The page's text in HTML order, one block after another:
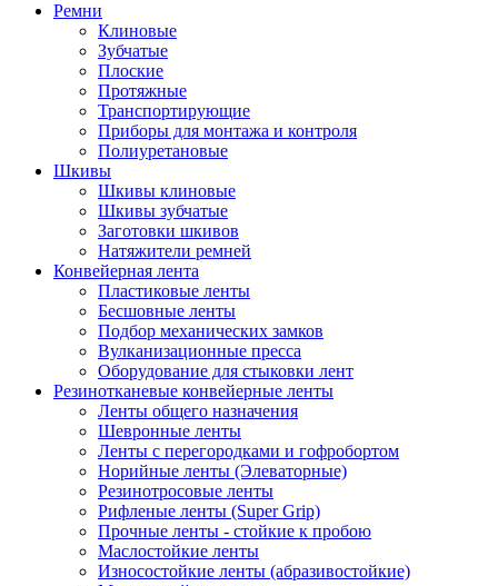
Ремни
Клиновые
Зубчатые
Плоские
Протяжные
Транспортирующие
Приборы для монтажа и контроля
Полиуретановые
Шкивы
Шкивы клиновые
Шкивы зубчатые
Заготовки шкивов
Натяжители ремней
Конвейерная лента
Пластиковые ленты
Бесшовные ленты
Подбор механических замков
Вулканизационные пресса
Оборудование для стыковки лент
Резинотканевые конвейерные ленты
Ленты общего назначения
Шевронные ленты
Ленты с перегородками и гофробортом
Норийные ленты (Элеваторные)
Резинотросовые ленты
Рифленые ленты (Super Grip)
Прочные ленты - стойкие к пробою
Маслостойкие ленты
Износостойкие ленты (абразивостойкие)